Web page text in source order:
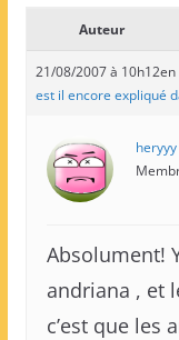
Auteur
21/08/2007 à 10h12en
est il encore expliqué
heryyy
Absolument!
andriana , et
c’est que les